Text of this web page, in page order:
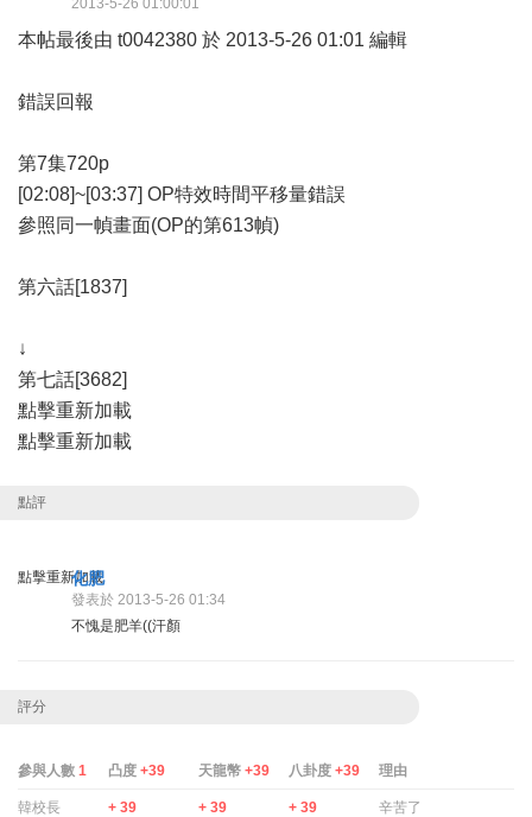
2013-5-26 01:00:01
本帖最後由 t0042380 於 2013-5-26 01:01 編輯
錯誤回報
第7集720p
[02:08]~[03:37] OP特效時間平移量錯誤
參照同一幀畫面(OP的第613幀)
第六話[1837]
↓
第七話[3682]
點擊重新加載
點擊重新加載
點評
點擊重新加載
化肥
發表於 2013-5-26 01:34
不愧是肥羊((汗顏
評分
參與人數 1 凸度 +39 天龍幣 +39 八卦度 +39 理由
韓校長 + 39 + 39 + 39 辛苦了